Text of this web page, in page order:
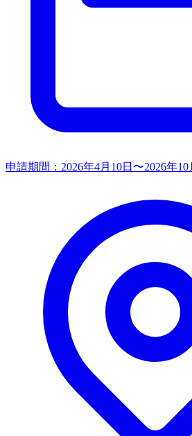
申請期間： 2026年4月10日〜2026年10